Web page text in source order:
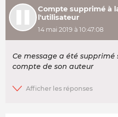
Compte supprimé à
l'utilisateur
14 mai 2019 à 10:47:08
Ce message a été
compte de son auteur